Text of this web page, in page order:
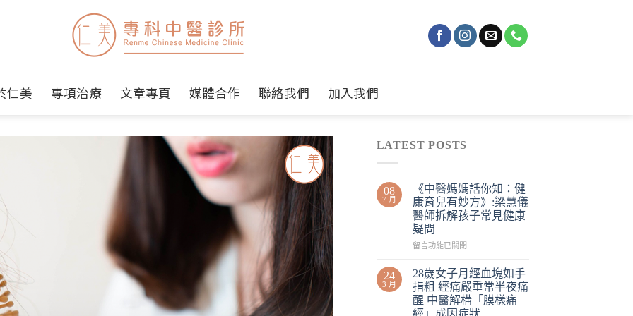
仁美 專項治療 文章專頁 媒體合作 聯絡我們 加入我們
LATEST POSTS
08
7 月
《中醫媽媽話你知：健
康育兒有妙方》:梁慧儀
醫師拆解孩子常見健康
疑問
留言功能已關閉
24
3 月
28歲女子月經血塊如手
指粗 經痛嚴重常半夜痛
醒 中醫解構「膜樣痛
經」成因症狀